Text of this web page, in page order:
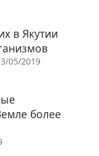
в Якутии
05/2019
более